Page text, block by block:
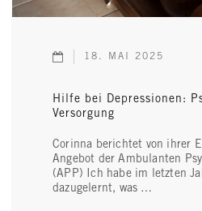
18. MAI 2025
Hilfe bei Depressionen:
Versorgung
Corinna berichtet von ihrer
Angebot der Ambulanten
(APP) Ich habe im letzten
dazugelernt, was …